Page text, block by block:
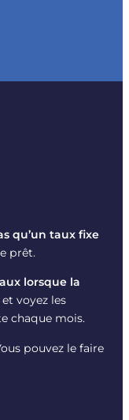
qu’un taux fixe
prêt.
lorsque la
voyez les
chaque mois.
pouvez le faire